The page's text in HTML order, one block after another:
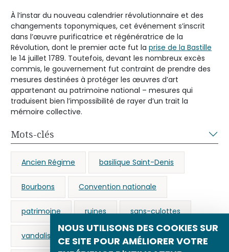
NOUS UTILISONS DES COOKIES SUR
CE SITE POUR AMÉLIORER VOTRE
À l’instar du nouveau calendrier révolutionnaire et des
changements toponymiques, cet événement s’inscrit
dans l’œuvre purificatrice et régénératrice de la
Révolution, dont le premier acte fut la prise de la Bastille
le 14 juillet 1789. Toutefois, devant les nombreux excès
commis, le gouvernement fut contraint de prendre des
mesures destinées à protéger les œuvres d’art
appartenant au patrimoine national – mesures qui
traduisent bien l’impossibilité de rayer d’un trait la
mémoire collective.
Mots-clés
Ancien Régime basilique Saint-Denis
Bourbons Convention nationale
patrimoine ruines sans-culottes
vandalisme profanation